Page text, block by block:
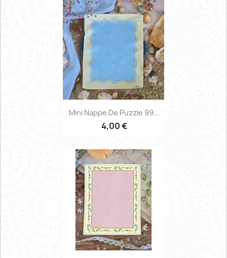
Mini Nappe De Puzzle 99...
4,00 €